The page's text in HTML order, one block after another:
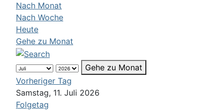
Nach Monat
Nach Woche
Heute
Gehe zu Monat
Gehe zu Monat
Vorheriger Tag
Samstag, 11. Juli 2026
Folgetag